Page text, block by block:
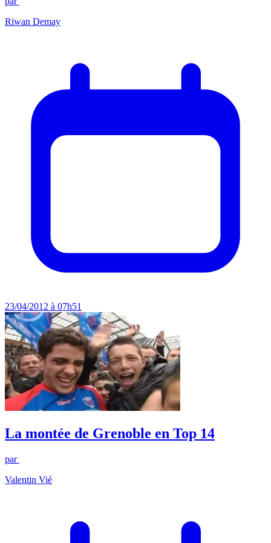
Riwan Demay
23/04/2012 à 07h51
La montée de Grenoble en Top 14
par
Valentin Vié